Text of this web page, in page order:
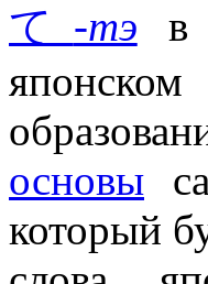
て -тэ в
основы
который